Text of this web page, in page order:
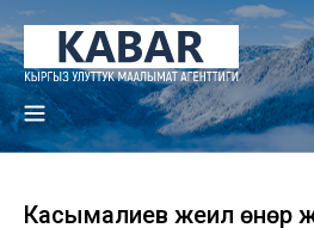
Касымалиев жеңил өнөр